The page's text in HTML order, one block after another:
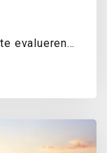
evalueren.